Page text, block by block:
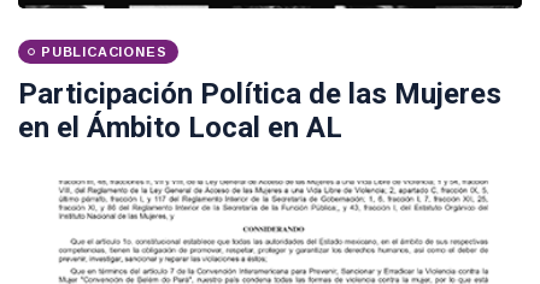
PUBLICACIONES
Participación Política de las Mujeres
en el Ámbito Local en AL